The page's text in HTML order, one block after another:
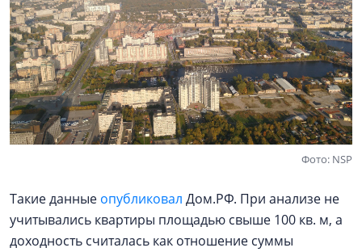
Фото: NSP
Такие данные опубликовал Дом.РФ. При анализе не
учитывались квартиры площадью свыше 100 кв. м, а
доходность считалась как отношение суммы